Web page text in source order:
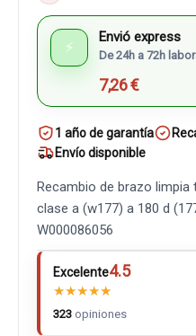
⚡
Envió express
De 24h a 72h
7,26 €
1 año de garantía
Envío disponible
Recambio de brazo
clase a (w177) a 180 d
W000086056
Excelente4.5
★★★★★
323 opiniones